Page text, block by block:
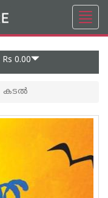
Rs 0.00
കടൽ